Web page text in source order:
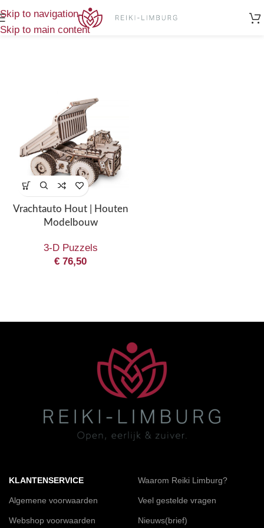
Skip to navigation
Skip to main content
Producten getagged “vrachtauto”
Vrachtauto Hout | Houten
Modelbouw
3-D Puzzels
€ 76,50
KLANTENSERVICE
Algemene voorwaarden
Webshop voorwaarden
Waarom Reiki Limburg?
Veel gestelde vragen
Nieuws(brief)